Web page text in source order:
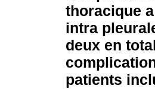
thoracique
intra
deux en
patients